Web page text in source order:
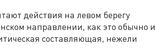
действия на левом берегу
направлении, как это обычно и
составляющая, нежели